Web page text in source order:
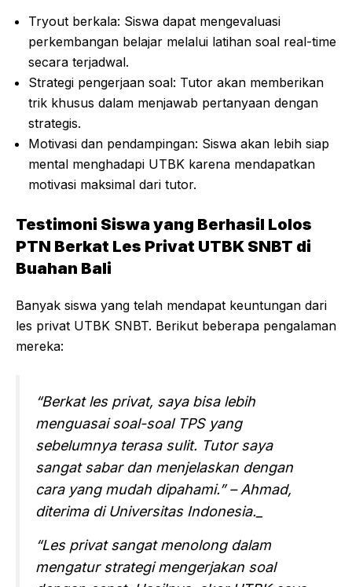
Tryout berkala: Siswa dapat mengevaluasi
perkembangan belajar melalui latihan soal real-time
secara terjadwal.
Strategi pengerjaan soal: Tutor akan memberikan
trik khusus dalam menjawab pertanyaan dengan
strategis.
Motivasi dan pendampingan: Siswa akan lebih siap
mental menghadapi UTBK karena mendapatkan
motivasi maksimal dari tutor.
Testimoni Siswa yang Berhasil Lolos
PTN Berkat Les Privat UTBK SNBT di
Buahan Bali
Banyak siswa yang telah mendapat keuntungan dari
les privat UTBK SNBT. Berikut beberapa pengalaman
mereka:
“Berkat les privat, saya bisa lebih
menguasai soal-soal TPS yang
sebelumnya terasa sulit. Tutor saya
sangat sabar dan menjelaskan dengan
cara yang mudah dipahami.” – Ahmad,
diterima di Universitas Indonesia._
“Les privat sangat menolong dalam
mengatur strategi mengerjakan soal